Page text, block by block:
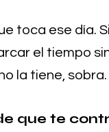
toca ese día.
el tiempo
la tiene, sobra.
que te